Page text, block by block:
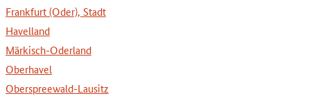
Frankfurt (Oder), Stadt
Havelland
Märkisch-Oderland
Oberhavel
Oberspreewald-Lausitz